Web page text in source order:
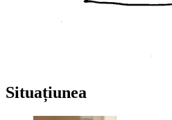
Situațiunea